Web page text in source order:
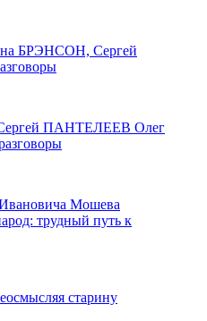
БРЭНСОН, Сергей
Сергей ПАНТЕЛЕЕВ Олег
Мошева
трудный путь к
старину